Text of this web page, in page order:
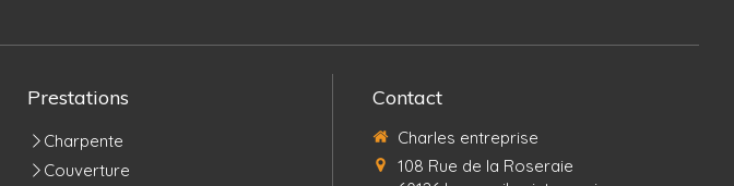
Prestations
Charpente
Couverture
Contact
Charles entreprise
108 Rue de la Roseraie